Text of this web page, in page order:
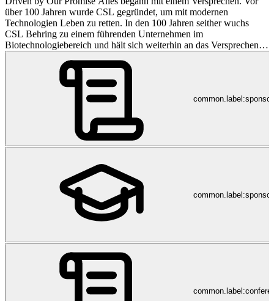
über 100 Jahren wurde CSL gegründet, um mit modernen
Technologien Leben zu retten. In den 100 Jahren seither wuchs
CSL Behring zu einem führenden Unternehmen im
Biotechnologiebereich und hält sich weiterhin an das Versprechen,
Leben zu retten und zu verbessern. Wir bieten die breiteste Palette
an aus Plasma gewonnenen und rekombinanten Therapien in
unserer Branche. Unsere Möglichkeiten für Innovationen und die
weltweite Bereitstellung lebensrettender Medikamente für Patienten
mit ungedeckten medizinischen Bedürfnissen verhalfen uns zum
steht. Wir sind CSL Behring und wir sind unserem Versprechen
Fachpublikumsbereich oder unserer LinkedIn Gruppe. Wir freuen